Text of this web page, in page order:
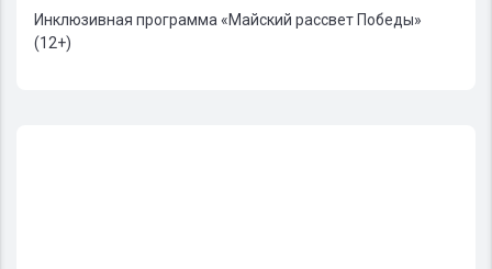
Инклюзивная программа «Майский рассвет Победы»
(12+)